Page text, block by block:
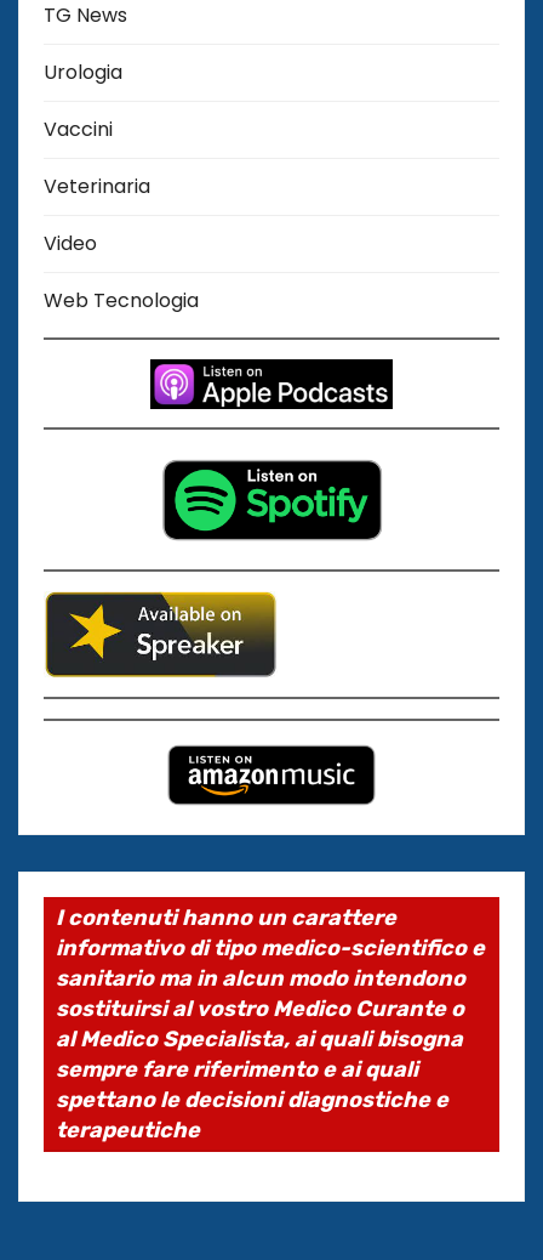
TG News
Urologia
Vaccini
Veterinaria
Video
Web Tecnologia
I contenuti hanno un carattere
informativo di tipo medico-scientifico e
sanitario ma in alcun modo intendono
sostituirsi al vostro Medico Curante o
al Medico Specialista, ai quali bisogna
sempre fare riferimento e ai quali
spettano le decisioni diagnostiche e
terapeutiche